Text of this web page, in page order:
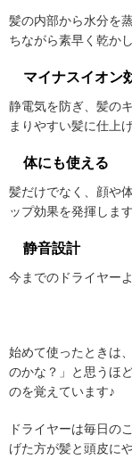
髪の内部から水分を
ちながら素早く乾か
マイナスイオン
静電気を防ぎ、髪の
まりやすい髪に仕上
体にも使える
髪だけでなく、顔や
ップ効果を発揮します
静音設計
今までのドライヤー
始めて使ったときは
のかな？」と思うほ
のを覚えています♪
ドライヤーは毎日の
げた方が髪と頭皮に